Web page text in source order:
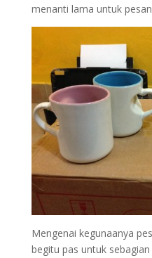
menanti lama untuk
Mengenai kegunaanya
begitu pas untuk